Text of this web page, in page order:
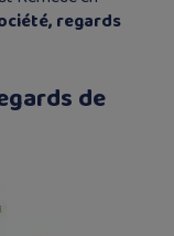
regards
de